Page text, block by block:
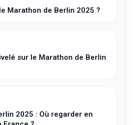
Marathon de Berlin 2025 ?
sur le Marathon de Berlin
2025 : Où regarder en